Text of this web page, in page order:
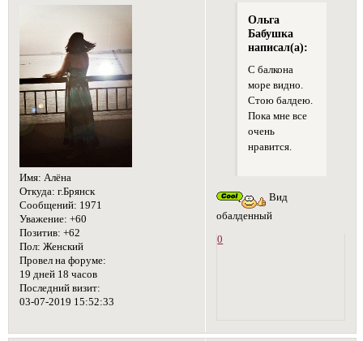
Имя: Алёна
Откуда: г.Брянск
Сообщений: 1971
Уважение: +60
Позитив: +62
Пол: Женский
Провел на форуме:
19 дней 18 часов
Последний визит:
03-07-2019 15:52:33
Ольга
Бабушка
написал(а):
С балкона
море видно.
Стою балдею.
Пока мне все
очень
нравится.
Вид
обалденный
0